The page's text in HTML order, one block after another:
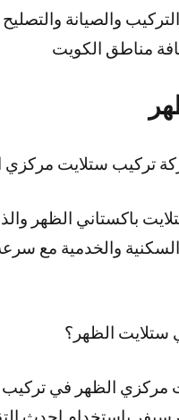
والصيانة
مناطق الكويت
تركيب ستلايت مركزي
باكستاني الظهر
السكنية والخدمية مع
الظهر؟
الظهر في تركيب